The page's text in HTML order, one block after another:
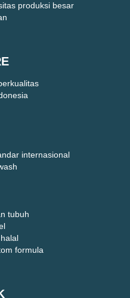
produksi besar
internasional
tubuh
formula